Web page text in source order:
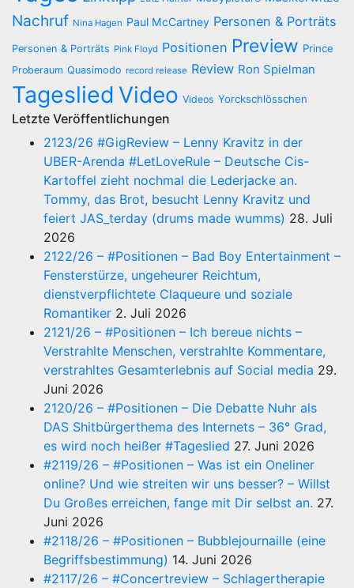
Nachruf Nina Hagen Paul McCartney Personen & Porträts
Personen & Porträts Pink Floyd Positionen Preview Prince
Proberaum Quasimodo record release Review Ron Spielman
Tageslied Video Videos Yorckschlösschen
Letzte Veröffentlichungen
2123/26 #GigReview – Lenny Kravitz in der
UBER-Arenda #LetLoveRule – Deutsche Cis-
Kartoffel zieht nochmal die Lederjacke an.
Tommy, das Brot, besucht Lenny Kravitz und
feiert JAS_terday (drums made wumms) 28. Juli
2026
2122/26 – #Positionen – Bad Boy Entertainment –
Fensterstürze, ungeheurer Reichtum,
dienstverpflichtete Claqueure und soziale
Romantiker 2. Juli 2026
2121/26 – #Positionen – Ich bereue nichts –
Verstrahlte Menschen, verstrahlte Kommentare,
verstrahltes Gesamterlebnis auf Social media 29.
Juni 2026
2120/26 – #Positionen – Die Debatte Nuhr als
DAS Shitbürgerthema des Internets – 36° Grad,
es wird noch heißer #Tageslied 27. Juni 2026
#2119/26 – #Positionen – Was ist ein Oneliner
online? Und wie streiten wir uns besser? – Willst
Du Großes erreichen, fange mit Dir selbst an. 27.
Juni 2026
#2118/26 – #Positionen – Bubblejournaille (eine
Begriffsbestimmung) 14. Juni 2026
#2117/26 – #Concertreview – Schlagertherapie